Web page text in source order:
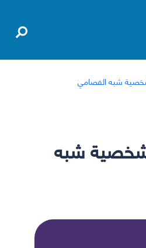
شبه الفصامي
شبه